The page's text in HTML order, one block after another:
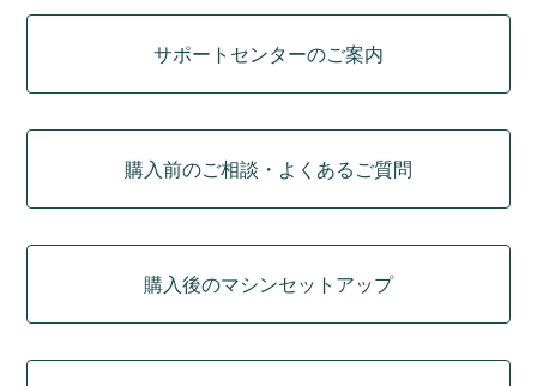
サポートセンターのご案内
購入前のご相談・よくあるご質問
購入後のマシンセットアップ